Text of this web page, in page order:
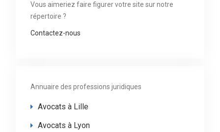
Vous aimeriez faire figurer votre site sur notre
répertoire ?
Contactez-nous
Annuaire des professions juridiques
Avocats à Lille
Avocats à Lyon